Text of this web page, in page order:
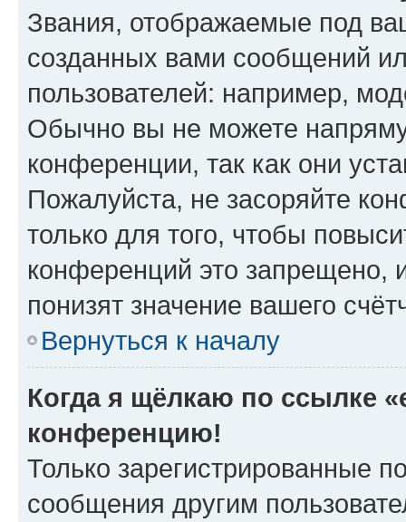
Звания, отображаемые под
созданных вами сообщений
пользователей: например,
Обычно вы не можете
конференции, так как они
Пожалуйста, не засоряйте
только для того, чтобы
конференций это запрещено,
понизят значение вашего
Вернуться к началу
Когда я щёлкаю по ссылке
конференцию!
Только зарегистрированные
сообщения другим